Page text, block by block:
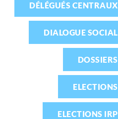
DÉLÉGUÉS CENTRAUX
DIALOGUE SOCIAL
DOSSIERS
ELECTIONS
ELECTIONS IRP